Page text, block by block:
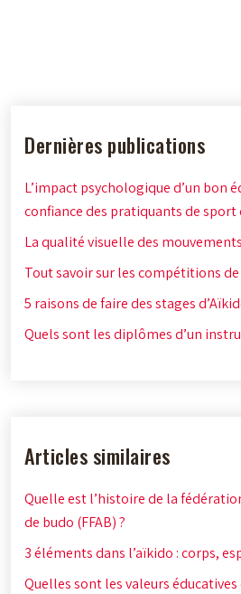
Dernières publications
L’impact psychologique d’un bon
confiance des pratiquants de
La qualité visuelle des
Tout savoir sur les compétitions
5 raisons de faire des stages
Quels sont les diplômes d’un
Articles similaires
Quelle est l’histoire de la
de budo (FFAB) ?
3 éléments dans l’aïkido : corps,
Quelles sont les valeurs éducatives